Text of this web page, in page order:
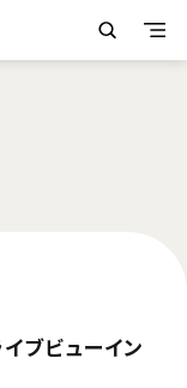
ブビューイン